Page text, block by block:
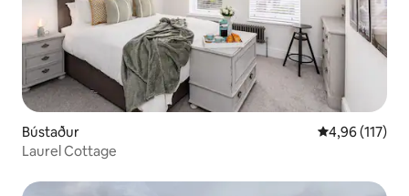
Bústaður 4,96 af 5 í
4,96 (117)
Laurel Cottage